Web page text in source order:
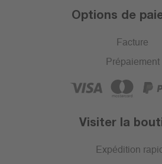
Options de
Facture
Prépaiement
Visiter la
Expédition